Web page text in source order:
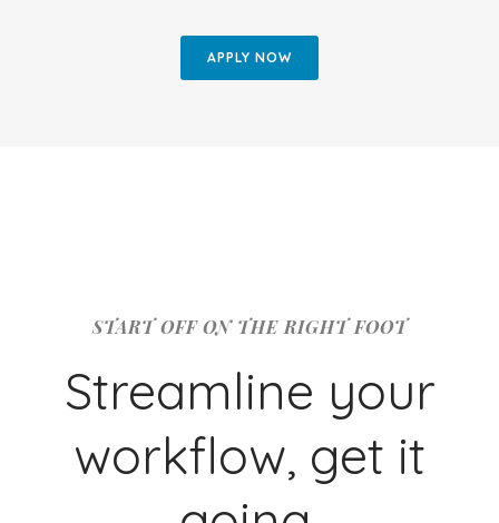
APPLY NOW
START OFF ON THE RIGHT FOOT
Streamline your
workflow, get it